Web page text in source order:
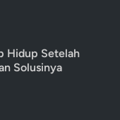
Hidup Setelah
Solusinya